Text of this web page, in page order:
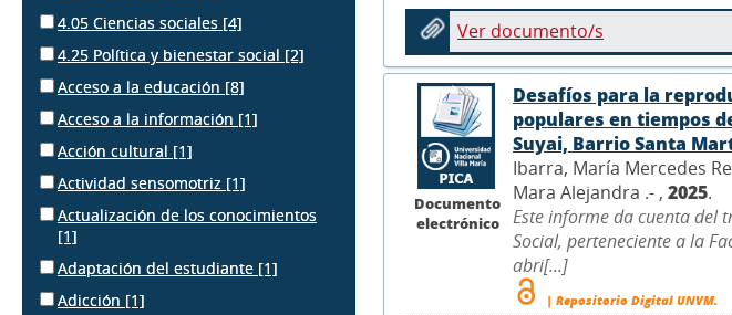
4.05 Ciencias sociales [4]
4.25 Política y bienestar social [2]
Acceso a la educación [8]
Acceso a la información [1]
Acción cultural [1]
Actividad sensomotriz [1]
Actualización de los conocimientos
[1]
Adaptación del estudiante [1]
Adicción [1]
Ver documento/s
Documento
electrónico
Desafíos para la
populares en tiempos
Suyai, Barrio Santa
Ibarra, María Mercedes
Mara Alejandra .- , 2025.
Este informe da cuenta del
Social, perteneciente a la
abri[...]
| Repositorio Digital UNVM.